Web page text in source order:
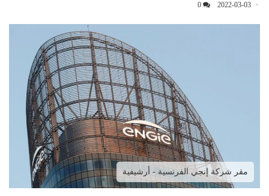
2022-03-03
0
مقر شركة إنجي الفرنسية - أرشيفية